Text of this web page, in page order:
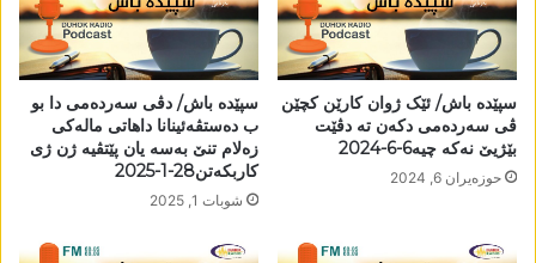
سپێدە باش/ ئێک ژوان کارێن کچێن
ڤی سەردەمی دکەن تە دڤێت
بێژیێ نەکە چیە6-6-2024
حوزه‌یران 6, 2024
سپێدە باش/ دڤی سەردەمی دا بو
ب دەستڤەئینانا داھاتی مالەکی
زەلام تنێ بەسە یان پێتڤیە ژن ژی
کاربکەتن28-1-2025
شوبات 1, 2025